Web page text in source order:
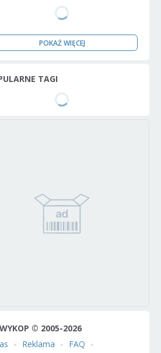
POKAŻ WIĘCEJ
TAGI
WYKOP © 2005-2026
Reklama
FAQ